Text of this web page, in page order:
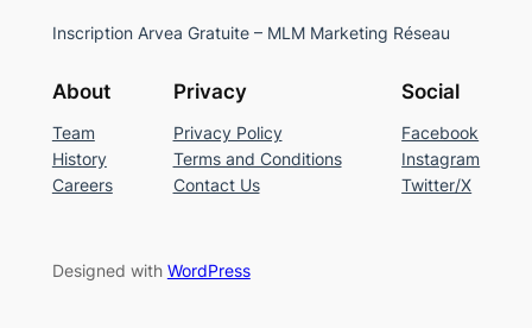
Inscription Arvea Gratuite – MLM Marketing Réseau
About
Team
History
Careers
Privacy
Privacy Policy
Terms and Conditions
Contact Us
Social
Facebook
Instagram
Twitter/X
Designed with WordPress